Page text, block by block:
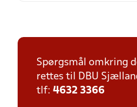
Spørgsmål omkring
rettes til DBU
tlf: 4632 3366